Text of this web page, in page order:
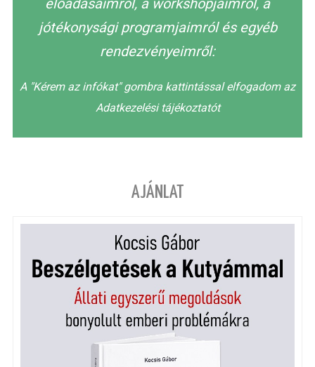
előadásaimról, a workshopjaimról, a
jótékonysági programjaimról és egyéb
rendezvényeimről:
A "Kérem az infókat" gombra kattintással elfogadom az
Adatkezelési tájékoztatót
AJÁNLAT